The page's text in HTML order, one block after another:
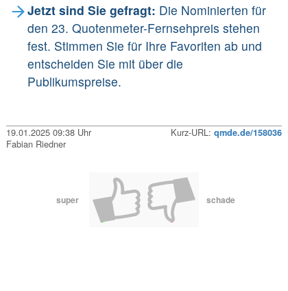
Jetzt sind Sie gefragt: Die Nominierten für
den 23. Quotenmeter-Fernsehpreis stehen
fest. Stimmen Sie für Ihre Favoriten ab und
entscheiden Sie mit über die
Publikumspreise.
19.01.2025 09:38 Uhr Kurz-URL: qmde.de/158036
Fabian Riedner
super schade